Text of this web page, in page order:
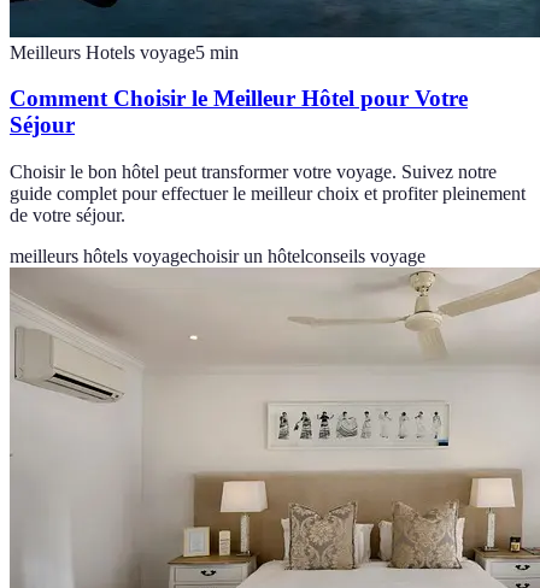
Meilleurs Hotels voyage5 min
Comment Choisir le Meilleur Hôtel pour Votre
Séjour
Choisir le bon hôtel peut transformer votre voyage. Suivez notre
guide complet pour effectuer le meilleur choix et profiter pleinement
de votre séjour.
meilleurs hôtels voyagechoisir un hôtelconseils voyage